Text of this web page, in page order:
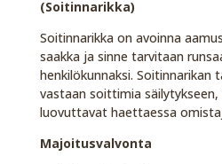
(Soitinnarikka)
Soitinnarikka on avoinna
saakka ja sinne tarvitaan
henkilökunnaksi.
vastaan soittimia
luovuttavat haettaessa
Majoitusvalvonta